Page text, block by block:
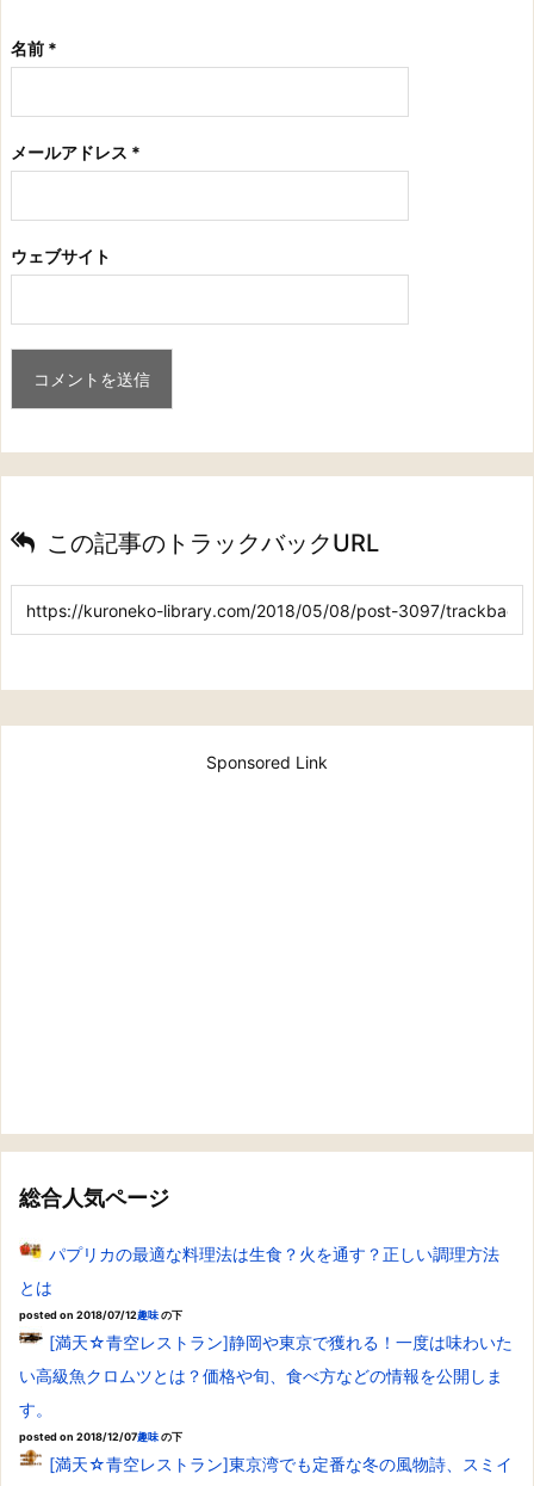
名前 *
メールアドレス *
ウェブサイト
この記事のトラックバックURL
Sponsored Link
総合人気ページ
パプリカの最適な料理法は生食？火を通す？正しい調理方法
とは
posted on 2018/07/12趣味の下
[満天☆青空レストラン]静岡や東京で獲れる！一度は味わいた
い高級魚クロムツとは？価格や旬、食べ方などの情報を公開しま
す。
posted on 2018/12/07趣味の下
[満天☆青空レストラン]東京湾でも定番な冬の風物詩、スミイ